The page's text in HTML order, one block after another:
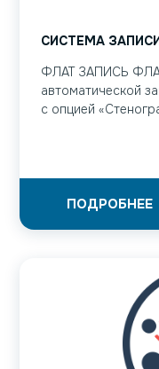
СИСТЕМА ЗАПИСИ
ФЛАТ ЗАПИСЬ
автоматической
с опцией
ПОДРОБНЕЕ